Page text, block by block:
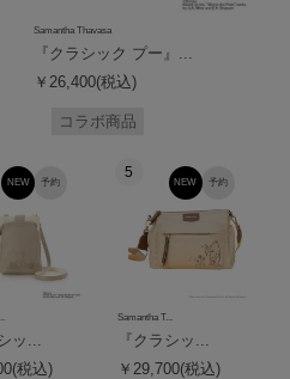
Samantha Thavasa
『クラシック プー』...
￥26,400(税込)
コラボ商品
予約
NEW
ッ...
税込)
5
予約
NEW
Samantha T...
『クラシッ...
￥29,700(税込)